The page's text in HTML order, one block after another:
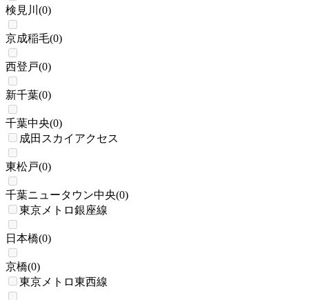
検見川 (0)
京成稲毛(0)
西登戸(0)
新千葉(0)
千葉中央(0)
成田スカイアクセス
東松戸(0)
千葉ニュータウン中央(0)
東京メトロ銀座線
日本橋(0)
京橋(0)
東京メトロ東西線